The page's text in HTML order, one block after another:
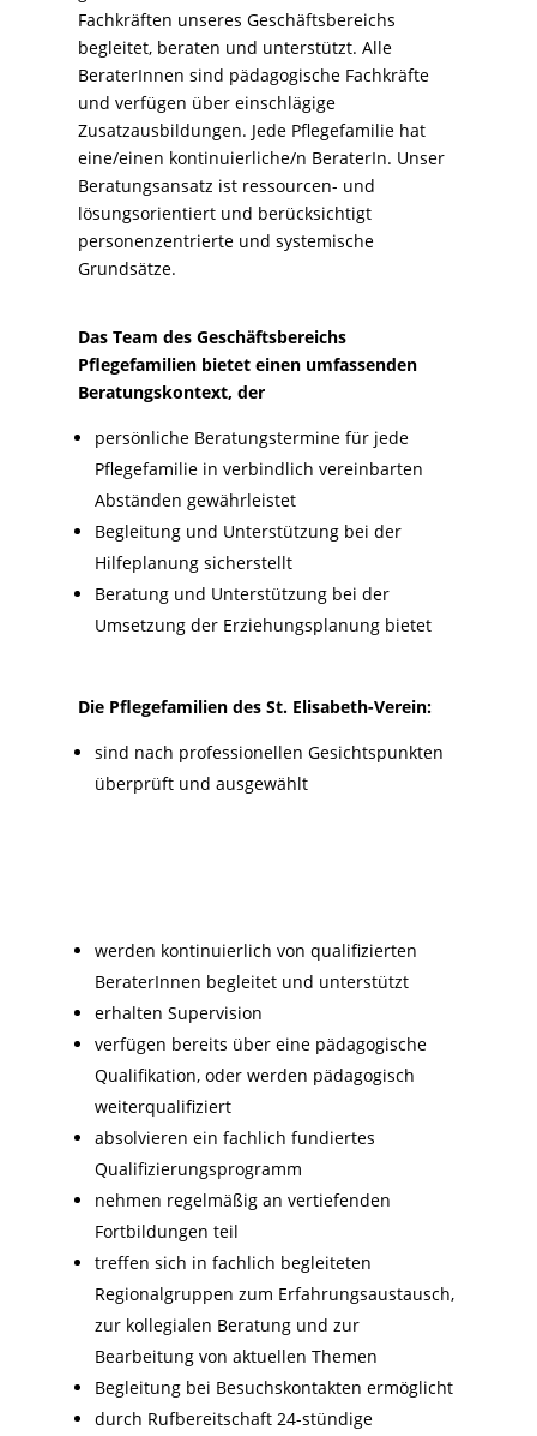
Fachkräften unseres Geschäftsbereichs
begleitet, beraten und unterstützt. Alle
BeraterInnen sind pädagogische Fachkräfte
und verfügen über einschlägige
Zusatzausbildungen. Jede Pflegefamilie hat
eine/einen kontinuierliche/n BeraterIn. Unser
Beratungsansatz ist ressourcen- und
lösungsorientiert und berücksichtigt
personenzentrierte und systemische
Grundsätze.
Das Team des Geschäftsbereichs
Pflegefamilien bietet einen umfassenden
Beratungskontext, der
persönliche Beratungstermine für jede
Pflegefamilie in verbindlich vereinbarten
Abständen gewährleistet
Begleitung und Unterstützung bei der
Hilfeplanung sicherstellt
Beratung und Unterstützung bei der
Umsetzung der Erziehungsplanung bietet
Die Pflegefamilien des St. Elisabeth-Verein:
sind nach professionellen Gesichtspunkten
überprüft und ausgewählt
werden kontinuierlich von qualifizierten
BeraterInnen begleitet und unterstützt
erhalten Supervision
verfügen bereits über eine pädagogische
Qualifikation, oder werden pädagogisch
weiterqualifiziert
absolvieren ein fachlich fundiertes
Qualifizierungsprogramm
nehmen regelmäßig an vertiefenden
Fortbildungen teil
treffen sich in fachlich begleiteten
Regionalgruppen zum Erfahrungsaustausch,
zur kollegialen Beratung und zur
Bearbeitung von aktuellen Themen
Begleitung bei Besuchskontakten ermöglicht
durch Rufbereitschaft 24-stündige